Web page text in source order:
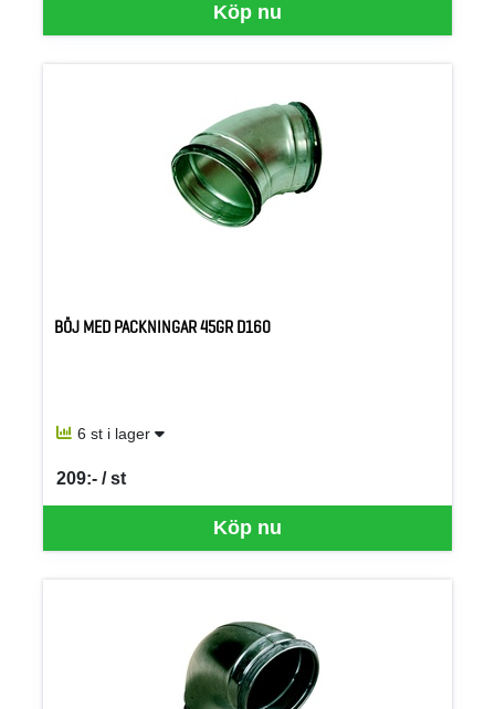
Köp nu
BÖJ MED PACKNINGAR 45GR D160
6 st i lager
Köp nu
209:- / st
SEK per ST